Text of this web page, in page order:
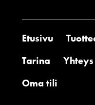
Etusivu
Tarina
Yhteys
Oma tili